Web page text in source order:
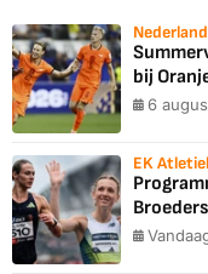
bij
6
EK